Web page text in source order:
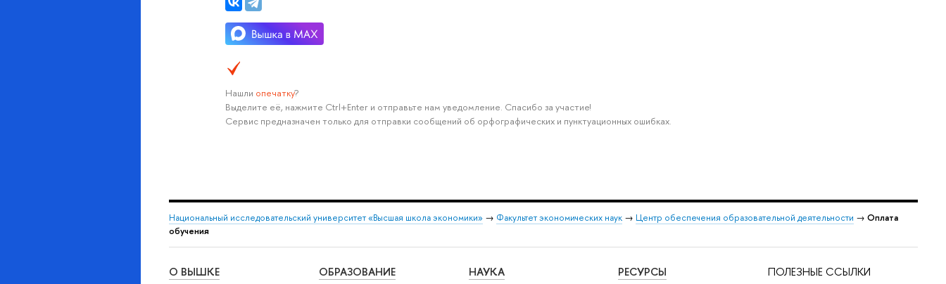
Нашли опечатку?
Выделите её, нажмите Ctrl+Enter и отправьте нам уведомление. Спасибо за участие!
Сервис предназначен только для отправки сообщений об орфографических и пунктуационных ошибках.
Национальный исследовательский университет «Высшая школа экономики» → Факультет экономических наук → Центр обеспечения образовательной деятельности → Оплата
обучения
О ВЫШКЕ ОБРАЗОВАНИЕ НАУКА РЕСУРСЫ ПОЛЕЗНЫЕ ССЫЛКИ